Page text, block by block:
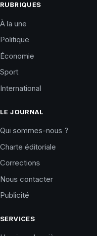
RUBRIQUES
À la une
Politique
Économie
Sport
International
LE JOURNAL
Qui sommes-nous ?
Charte éditoriale
Corrections
Nous contacter
Publicité
SERVICES